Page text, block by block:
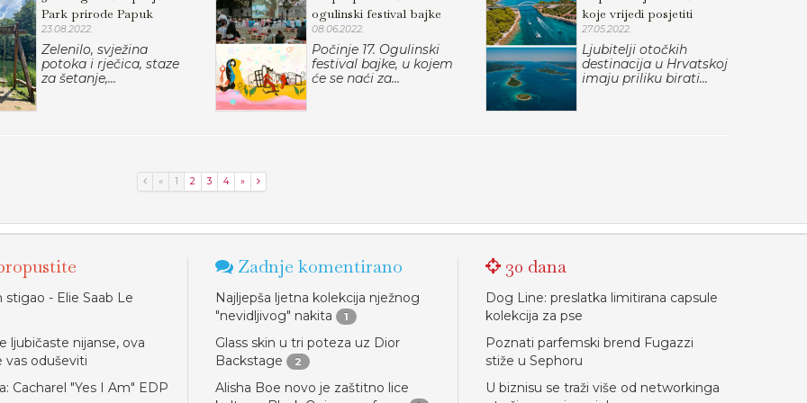
Park prirode Papuk
23.08.2022.
Zelenilo, svježina
potoka i rječica, staze
za šetanje,...
ogulinski festival bajke
08.06.2022.
Počinje 17. Ogulinski
festival bajke, u kojem
će se naći za...
koje vrijedi posjetiti
27.05.2022.
Ljubitelji otočkih
destinacija u Hrvatskoj
imaju priliku birati...
« 1 2 3 4 »
stigao - Elie Saab Le
ljubičaste nijanse, ova
vas oduševiti
Cacharel "Yes I Am" EDP
Zadnje komentirano
Najljepša ljetna kolekcija nježnog
"nevidljivog" nakita
1
Glass skin u tri poteza uz Dior
Backstage
2
Alisha Boe novo je zaštitno lice
30 dana
Dog Line: preslatka limitirana capsule
kolekcija za pse
Poznati parfemski brend Fugazzi
stiže u Sephoru
U biznisu se traži više od networkinga